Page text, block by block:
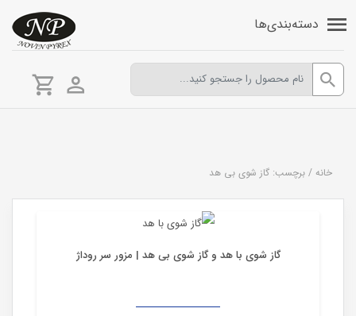
دسته‌بندی‌ها
خانه / برچسب: گاز شوی بی هد
گاز شوی با هد و گاز شوی بی هد | مزور سر روداژ